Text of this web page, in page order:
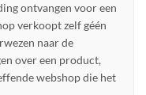
ontvangen voor een
verkoopt zelf géén
naar de
over een product,
webshop die het